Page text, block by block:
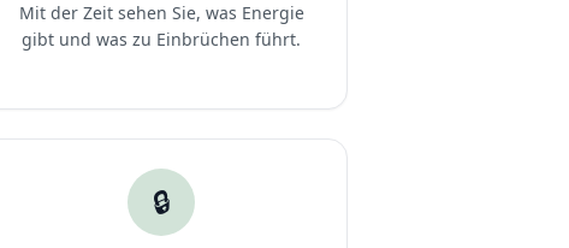
Mit der Zeit sehen Sie, was Energie
gibt und was zu Einbrüchen führt.
🔒